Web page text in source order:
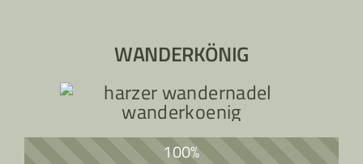
WANDERKÖNIG
100%